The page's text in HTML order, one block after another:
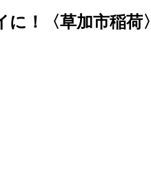
！〈草加市稲荷〉